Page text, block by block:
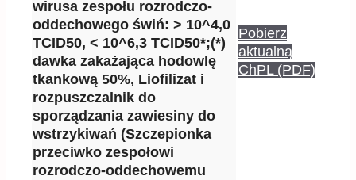
wirusa zespołu rozrodczo-
oddechowego świń: > 10^4,0
TCID50, < 10^6,3 TCID50*;(*)
dawka zakażająca hodowlę
tkankową 50%, Liofilizat i
rozpuszczalnik do
sporządzania zawiesiny do
wstrzykiwań (Szczepionka
przeciwko zespołowi
rozrodczo-oddechowemu
Pobierz
aktualną
ChPL (PDF)